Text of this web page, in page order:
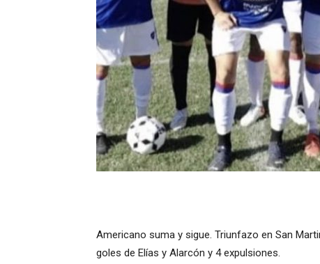
Americano suma y sigue. Triunfazo en San
goles de Elías y Alarcón y 4 expulsiones.